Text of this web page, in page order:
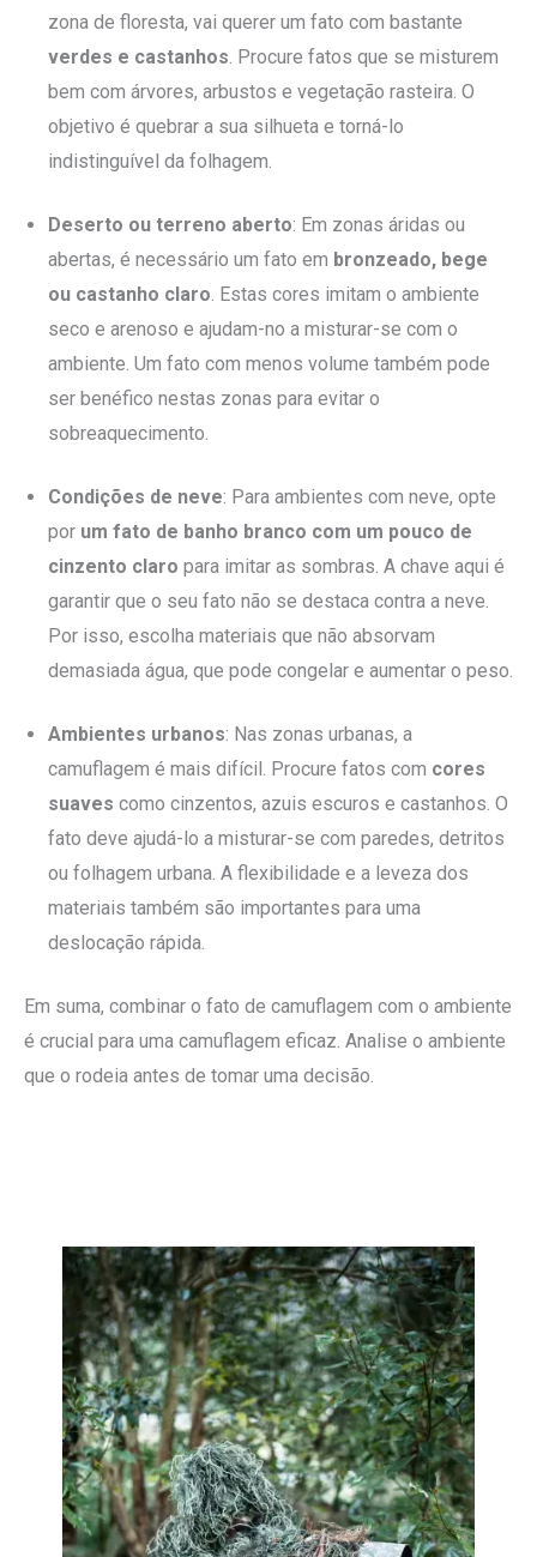
zona de floresta, vai querer um fato com bastante
verdes e castanhos. Procure fatos que se misturem
bem com árvores, arbustos e vegetação rasteira. O
objetivo é quebrar a sua silhueta e torná-lo
indistinguível da folhagem.
Deserto ou terreno aberto: Em zonas áridas ou
abertas, é necessário um fato em bronzeado, bege
ou castanho claro. Estas cores imitam o ambiente
seco e arenoso e ajudam-no a misturar-se com o
ambiente. Um fato com menos volume também pode
ser benéfico nestas zonas para evitar o
sobreaquecimento.
Condições de neve: Para ambientes com neve, opte
por um fato de banho branco com um pouco de
cinzento claro para imitar as sombras. A chave aqui é
garantir que o seu fato não se destaca contra a neve.
Por isso, escolha materiais que não absorvam
demasiada água, que pode congelar e aumentar o peso.
Ambientes urbanos: Nas zonas urbanas, a
camuflagem é mais difícil. Procure fatos com cores
suaves como cinzentos, azuis escuros e castanhos. O
fato deve ajudá-lo a misturar-se com paredes, detritos
ou folhagem urbana. A flexibilidade e a leveza dos
materiais também são importantes para uma
deslocação rápida.
Em suma, combinar o fato de camuflagem com o ambiente
é crucial para uma camuflagem eficaz. Analise o ambiente
que o rodeia antes de tomar uma decisão.